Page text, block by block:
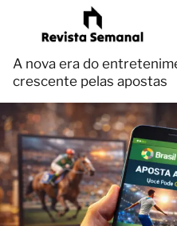
A nova era do
crescente pelas apostas